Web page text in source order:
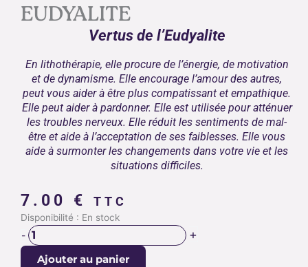
EUDYALITE
Vertus de l’Eudyalite
En lithothérapie, elle procure de l’énergie, de motivation
et de dynamisme. Elle encourage l’amour des autres,
peut vous aider à être plus compatissant et empathique.
Elle peut aider à pardonner. Elle est utilisée pour atténuer
les troubles nerveux. Elle réduit les sentiments de mal-
être et aide à l’acceptation de ses faiblesses. Elle vous
aide à surmonter les changements dans votre vie et les
situations difficiles.
7.00 € TTC
Disponibilité : En stock
-
quantité
de
EUDYALITE
+
Ajouter au panier